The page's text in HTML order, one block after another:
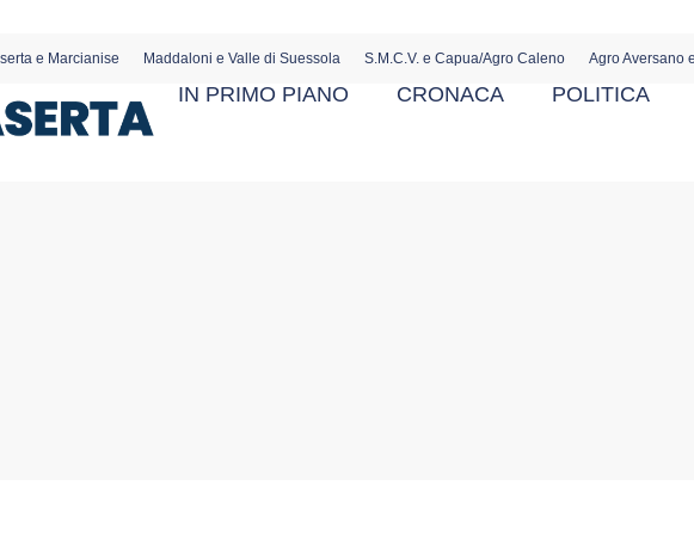
e Marcianise Maddaloni e Valle di Suessola S.M.C.V. e Capua/Agro Caleno Agro Aversano
IN PRIMO PIANO CRONACA POLITICA